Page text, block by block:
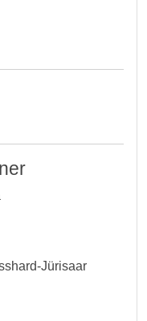
Jürisaar